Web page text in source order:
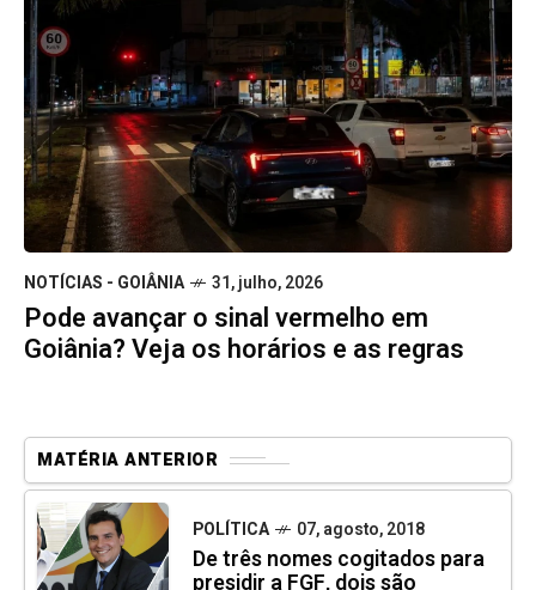
NOTÍCIAS - GOIÂNIA 31, julho, 2026
Pode avançar o sinal vermelho em
Goiânia? Veja os horários e as regras
MATÉRIA ANTERIOR
POLÍTICA 07, agosto, 2018
De três nomes cogitados para